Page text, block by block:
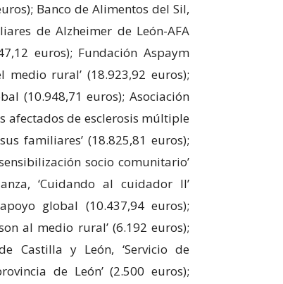
Banco de Alimentos del Sil,
de Alzheimer de León-AFA
euros); Fundación Aspaym
medio rural’ (18.923,92 euros);
(10.948,71 euros); Asociación
afectados de esclerosis múltiple
familiares’ (18.825,81 euros);
socio comunitario’
‘Cuidando al cuidador II’
global (10.437,94 euros);
al medio rural’ (6.192 euros);
Castilla y León, ‘Servicio de
de León’ (2.500 euros);